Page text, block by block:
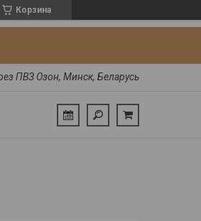
Корзина
ПВЗ Озон, Минск, Беларусь